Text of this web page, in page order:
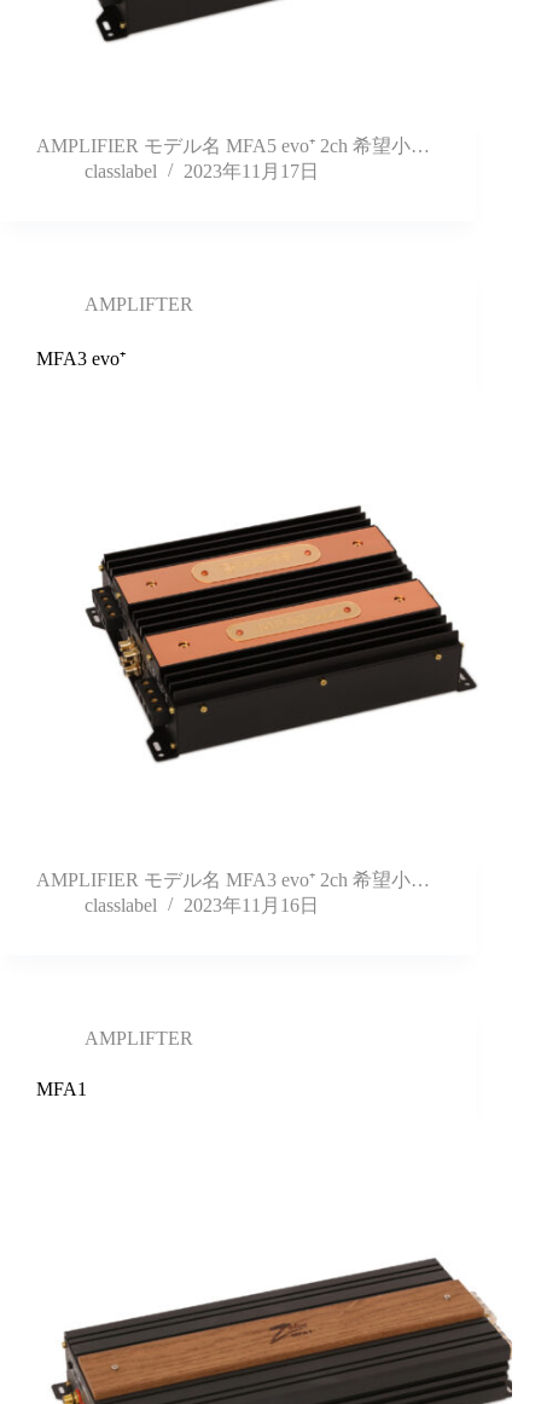
AMPLIFIER モデル名 MFA5 evo⁺ 2ch 希望小…
classlabel
2023年11月17日
AMPLIFTER
MFA3 evo⁺
AMPLIFIER モデル名 MFA3 evo⁺ 2ch 希望小…
classlabel
2023年11月16日
AMPLIFTER
MFA1